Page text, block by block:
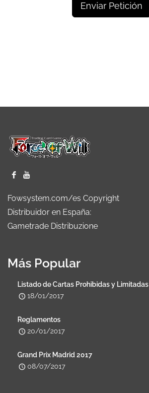
Enviar Petición
Fowsystem.com/es Copyright
Distribuidor en España:
Gametrade Distribuzione
Más Popular
Listado de Cartas Prohibidas y Limitadas
18/01/2017
Reglamentos
20/01/2017
Grand Prix Madrid 2017
08/07/2017